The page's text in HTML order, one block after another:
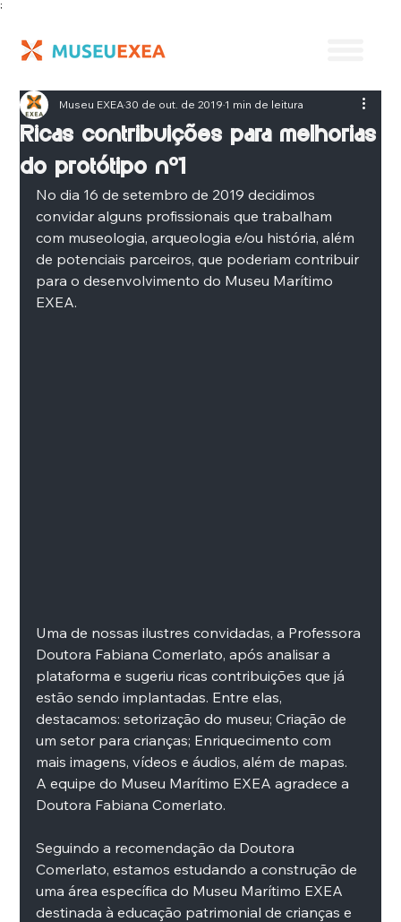
;
Ricas contribuições para melhorias
do protótipo nº1
Museu EXEA30 de out. de 20191 min de leitura
No dia 16 de setembro de 2019 decidimos
convidar alguns profissionais que trabalham
com museologia, arqueologia e/ou história, além
de potenciais parceiros, que poderiam contribuir
para o desenvolvimento do Museu Marítimo
EXEA.
Uma de nossas ilustres convidadas, a Professora
Doutora Fabiana Comerlato, após analisar a
plataforma e sugeriu ricas contribuições que já
estão sendo implantadas. Entre elas,
destacamos: setorização do museu; Criação de
um setor para crianças; Enriquecimento com
mais imagens, vídeos e áudios, além de mapas.
A equipe do Museu Marítimo EXEA agradece a
Doutora Fabiana Comerlato.
Seguindo a recomendação da Doutora
Comerlato, estamos estudando a construção de
uma área específica do Museu Marítimo EXEA
destinada à educação patrimonial de crianças e